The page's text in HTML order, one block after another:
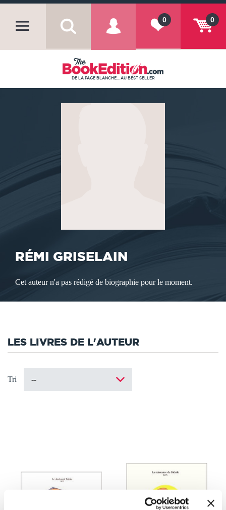
0
0
DE LA PAGE BLANCHE... AU BEST SELLER
RÉMI GRISELAIN
Cet auteur n'a pas rédigé de biographie pour le moment.
LES LIVRES DE L'AUTEUR
Tri